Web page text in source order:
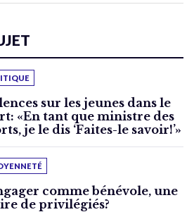
sur les jeunes dans le
«En tant que ministre des
je le dis ‘Faites-le savoir!’»
comme bénévole, une
de privilégiés?